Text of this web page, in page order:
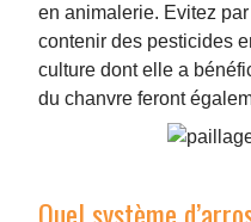
en animalerie. Evitez
contenir des pesticides
culture dont elle a
du chanvre feront